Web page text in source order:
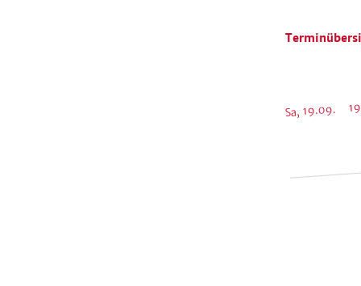
Sa, 19.09.